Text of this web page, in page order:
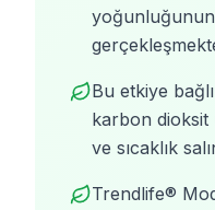
yoğunluğunun
Bu etkiye
karbon dioksit
ve sıcaklık
Trendlife®